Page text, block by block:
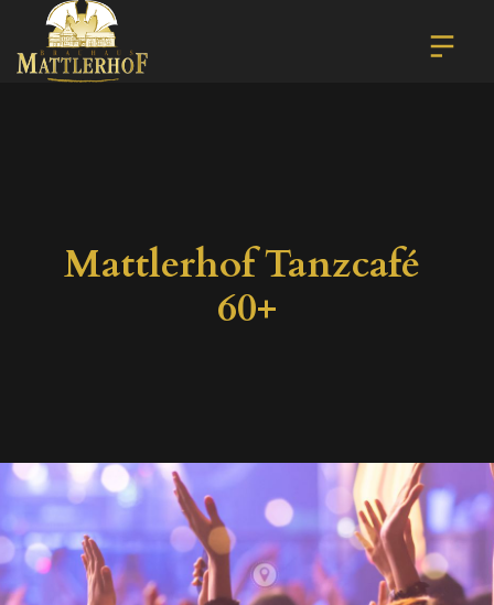
Mattlerhof Tanzcafé
60+